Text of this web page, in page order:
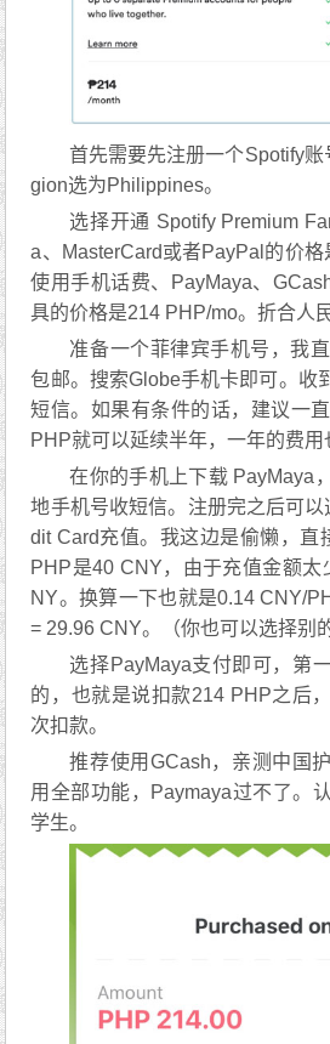
首先需要先注册一个Spotify
gion选为Philippines。
选择开通 Spotify Premium
a、MasterCard或者PayPal的价
使用手机话费、PayMaya、
具的价格是214 PHP/mo。折合人
准备一个菲律宾手机号，我
包邮。搜索Globe手机卡即可。收
短信。如果有条件的话，建议一
PHP就可以延续半年，一年的费用
在你的手机上下载 PayMaya
地手机号收短信。注册完之后可
dit Card充值。我这边是偷懒，直
PHP是40 CNY，由于充值金额太
NY。换算一下也就是0.14 CNY/
= 29.96 CNY。（你也可以选择别
选择PayMaya支付即可，第
的，也就是说扣款214 PHP之后
次扣款。
推荐使用GCash，亲测中国
用全部功能，Paymaya过不了。
学生。